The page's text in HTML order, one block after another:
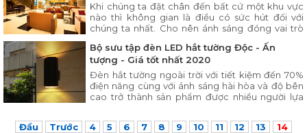
Khi chúng ta đặt chân đến bất cứ một khu vực
nào thì không gian là điều có sức hút đối với
chúng ta nhất. Cho nên ánh sáng đóng vai trò
khí ấn tượng sang trọng trong môi trường khách
sạn.
Bộ sưu tập đèn LED hắt tường Độc - Ấn
tượng - Giá tốt nhất 2020
Đèn hắt tường ngoài trời với tiết kiệm đến 70%
điện năng cùng với ánh sáng hài hòa và độ bên
cao trở thành sản phẩm được nhiều người lựa
Đầu
Trước 4 5 6 7 8 9 10 11 12 13 14